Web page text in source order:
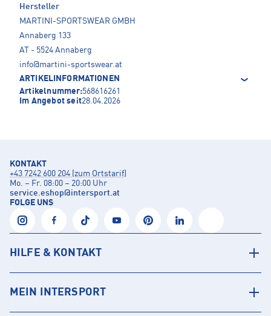
Hersteller
MARTINI-SPORTSWEAR GMBH
Annaberg 133
AT - 5524 Annaberg
info@martini-sportswear.at
ARTIKELINFORMATIONEN
Artikelnummer:568616261
Im Angebot seit28.04.2026
KONTAKT
+43 7242 600 204 (zum Ortstarif)
Mo. – Fr. 08:00 – 20:00 Uhr
service.eshop@intersport.at
FOLGE UNS
HILFE & KONTAKT
MEIN INTERSPORT